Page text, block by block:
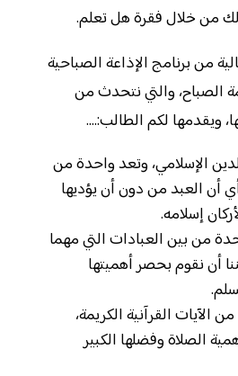
من خلال فقرة هل تعلم.
من برنامج الإذاعة الصباحية
الصباح، والتي نتحدث من
ويقدمها لكم الطالب:….
الإسلامي، وتعد واحدة من
أي أن العبد من دون أن يؤديها
إسلامه.
من بين العبادات التي مهما
أن نقوم بحصر أهميتها
الآيات القرآنية الكريمة،
الصلاة وفضلها الكبير